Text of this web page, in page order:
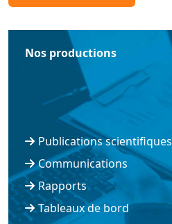
Nos productions
Publications scientifiques
Communications
Rapports
Tableaux de bord